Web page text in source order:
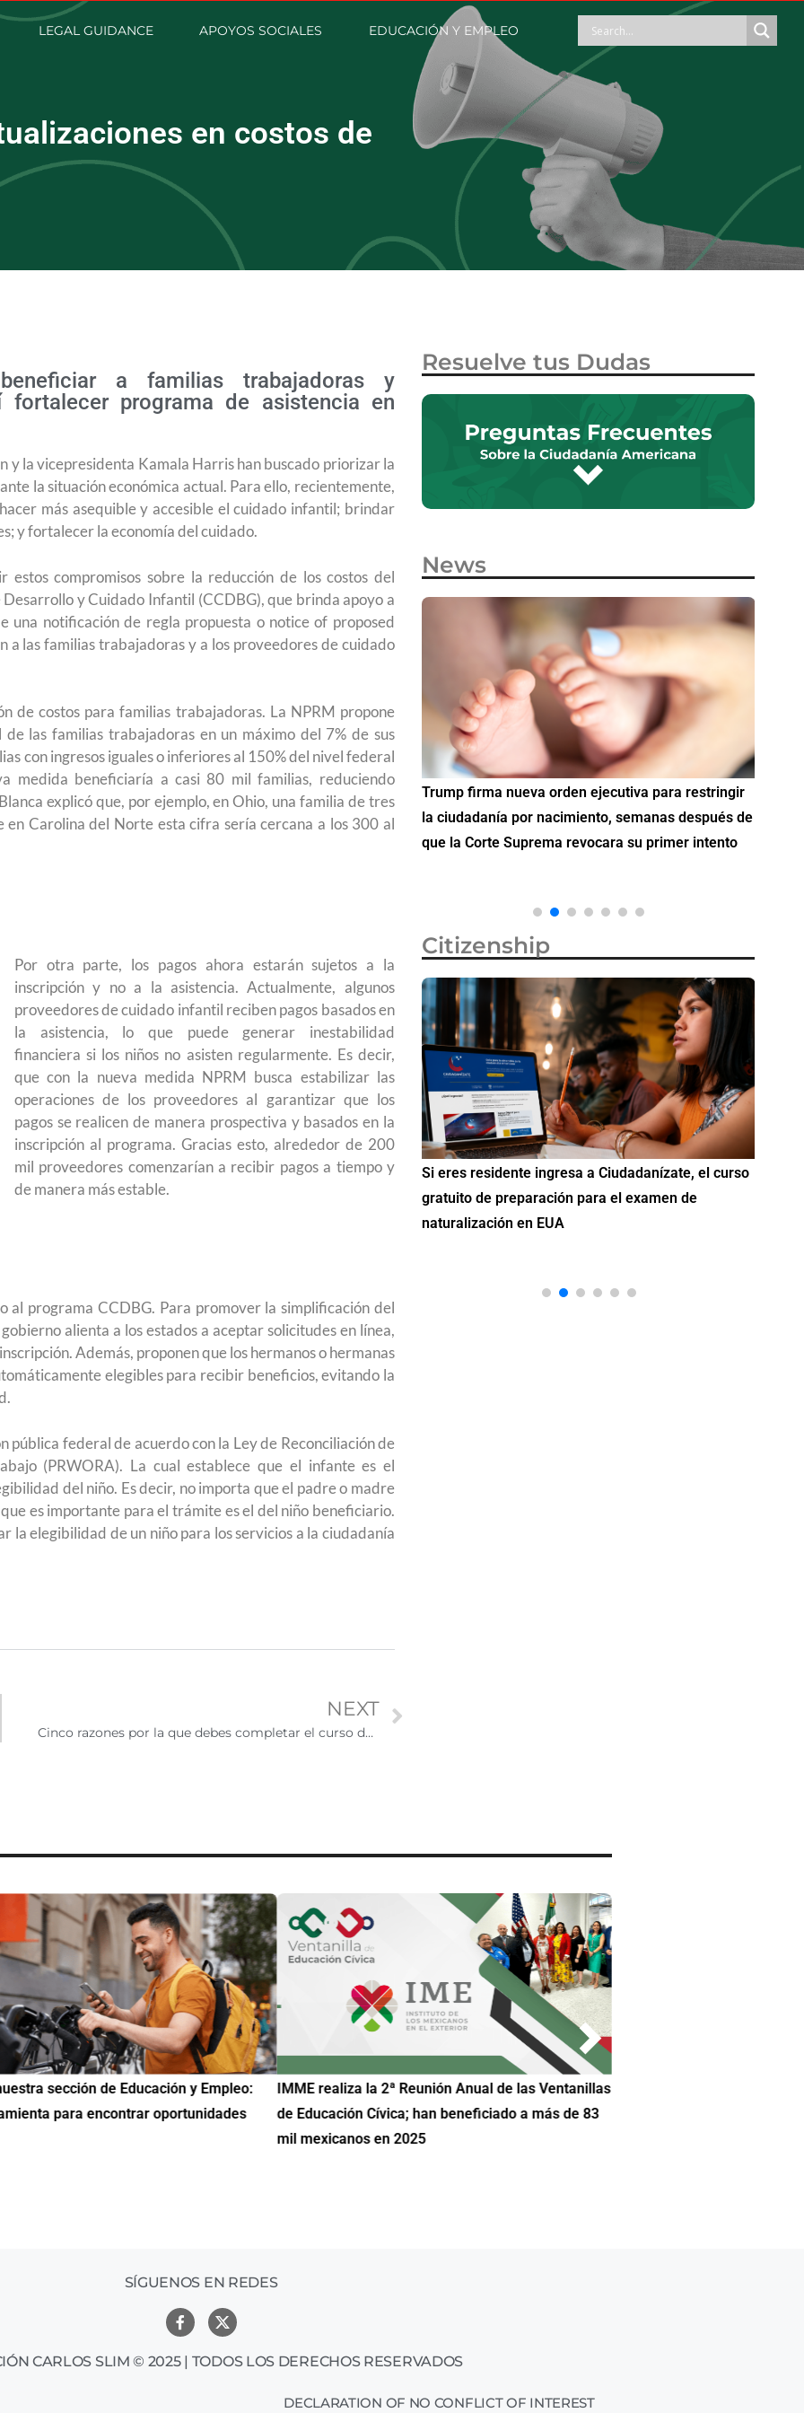
LEGAL GUIDANCE APOYOS SOCIALES EDUCACIÓN Y EMPLEO
en costos de
a familias trabajadoras y
programa de asistencia en
y la vicepresidenta Kamala Harris han buscado priorizar la
la situación económica actual. Para ello, recientemente,
más asequible y accesible el cuidado infantil; brindar
y fortalecer la economía del cuidado.
estos compromisos sobre la reducción de los costos del
y Cuidado Infantil (CCDBG), que brinda apoyo a
una notificación de regla propuesta o notice of proposed
las familias trabajadoras y a los proveedores de cuidado
de costos para familias trabajadoras. La NPRM propone
las familias trabajadoras en un máximo del 7% de sus
con ingresos iguales o inferiores al 150% del nivel federal
medida beneficiaría a casi 80 mil familias, reduciendo
explicó que, por ejemplo, en Ohio, una familia de tres
Carolina del Norte esta cifra sería cercana a los 300 al
Por otra parte, los pagos ahora estarán sujetos a la
inscripción y no a la asistencia. Actualmente, algunos
proveedores de cuidado infantil reciben pagos basados en
la asistencia, lo que puede generar inestabilidad
financiera si los niños no asisten regularmente. Es decir,
que con la nueva medida NPRM busca estabilizar las
operaciones de los proveedores al garantizar que los
pagos se realicen de manera prospectiva y basados en la
inscripción al programa. Gracias esto, alrededor de 200
mil proveedores comenzarían a recibir pagos a tiempo y
de manera más estable.
al programa CCDBG. Para promover la simplificación del
alienta a los estados a aceptar solicitudes en línea,
Además, proponen que los hermanos o hermanas
elegibles para recibir beneficios, evitando la
pública federal de acuerdo con la Ley de Reconciliación de
(PRWORA). La cual establece que el infante es el
del niño. Es decir, no importa que el padre o madre
es importante para el trámite es el del niño beneficiario.
la elegibilidad de un niño para los servicios a la ciudadanía
NEXT
Cinco razones por la que debes completar el curso de Ciudadanízate
Resuelve tus Dudas
News
el
Conoce los cursos de construcción en Capacítate
para el Empleo
Trump firma nueva orden ejecutiva para restringir
la ciudadanía por nacimiento, semanas después de
que la Corte Suprema revocara su primer intento
Citizenship
primavera
Ciudadanízate, el curso gratuito de preparación
para el examen de naturalización en EUA
Si eres residente ingresa a Ciudadanízate, el curso
gratuito de preparación para el examen de
naturalización en EUA
sección de Educación y Empleo:
para encontrar oportunidades
IMME realiza la 2ª Reunión Anual de las Ventanillas
de Educación Cívica; han beneficiado a más de 83
mil mexicanos en 2025
SÍGUENOS EN REDES
CARLOS SLIM © 2025 | TODOS LOS DERECHOS RESERVADOS
DECLARATION OF NO CONFLICT OF INTEREST